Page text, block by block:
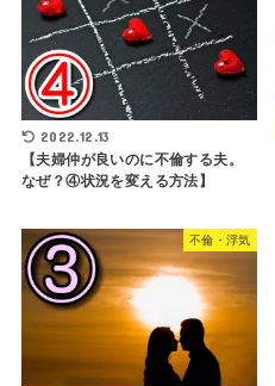
2022.12.13
【夫婦仲が良いのに不倫する夫。
なぜ？④状況を変える方法】
不倫・浮気